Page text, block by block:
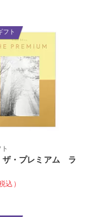
フト
・プレミアム ラ
込）